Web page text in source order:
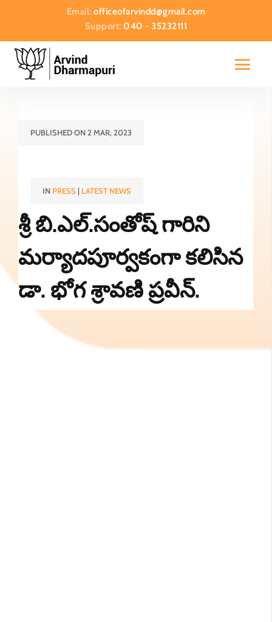
Email: officeofarvindd@gmail.com
Support:040 - 35232111
PUBLISHED ON 2 MAR, 2023
IN PRESS| LATEST NEWS
శ్రీ బి.ఎల్.సంతోష్ గారిని
మర్యాదపూర్వకంగా కలిసిన
డా. భోగ శ్రావణి ప్రవీన్.